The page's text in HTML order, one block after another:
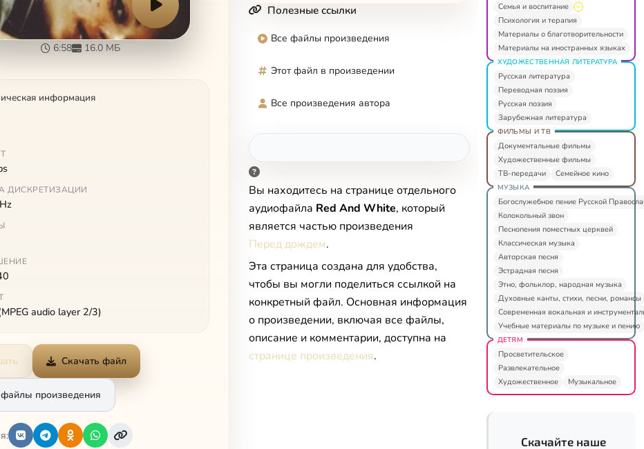
6:58 16.0 МБ
информация
ДИСКРЕТИЗАЦИИ
audio layer 2/3)
Скачать файл
произведения
Полезные ссылки
Все файлы произведения
Этот файл в произведении
Все произведения автора
Вы находитесь на странице отдельного
аудиофайла Red And White, который
является частью произведения
Перед дождем.
Эта страница создана для удобства,
чтобы вы могли поделиться ссылкой на
конкретный файл. Основная информация
о произведении, включая все файлы,
описание и комментарии, доступна на
странице произведения.
Семья и воспитание
Психология и терапия
Материалы о благотворительности
Материалы на иностранных языках
ХУДОЖЕСТВЕННАЯ ЛИТЕРАТУРА
Русская литература
Переводная поэзия
Русская поэзия
Зарубежная литература
ФИЛЬМЫ И ТВ
Документальные фильмы
Художественные фильмы
ТВ-передачи
Семейное кино
МУЗЫКА
Богослужебное пение Русской
Колокольный звон
Песнопения поместных церквей
Классическая музыка
Авторская песня
Эстрадная песня
Этно, фольклор, народная музыка
Духовные канты, стихи, песни, романсы
Современная вокальная и
Учебные материалы по музыке и пению
ДЕТЯМ
Просветительское
Развлекательное
Художественное
Музыкальное
Скачайте наше